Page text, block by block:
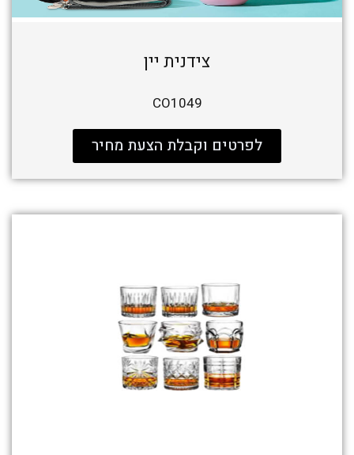
צידנית יין
CO1049
לפרטים וקבלת הצעת מחיר